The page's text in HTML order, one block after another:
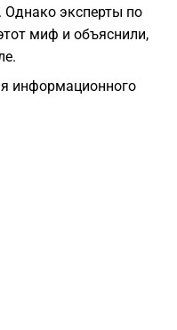
Однако эксперты по
миф и объяснили,
информационного